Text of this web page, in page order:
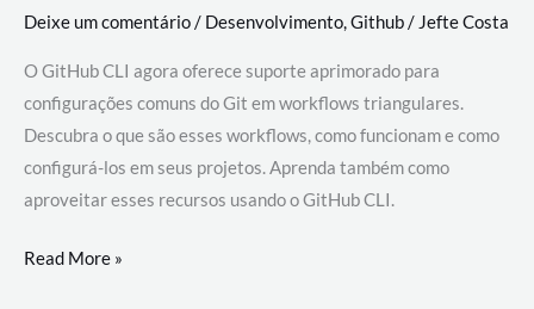
Deixe um comentário/ Desenvolvimento,Github/ Jefte Costa
O GitHub CLI agora oferece suporte aprimorado para
configurações comuns do Git em workflows triangulares.
Descubra o que são esses workflows, como funcionam e como
configurá-los em seus projetos. Aprenda também como
aproveitar esses recursos usando o GitHub CLI.
GitHub
Read More »